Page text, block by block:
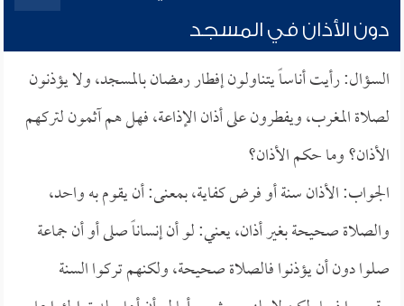
دون الأذان في المسجد
السؤال: رأيت أناساً يتناولون إفطار رمضان بالمسجد، ولا يؤذنون
لصلاة المغرب، ويفطرون على أذان الإذاعة، فهل هم آثمون لتركهم
الأذان؟ وما حكم الأذان؟
الجواب: الأذان سنة أو فرض كفاية، بمعنى: أن يقوم به واحد،
والصلاة صحيحة بغير أذان، يعني: لو أن إنساناً صلى أو أن جماعة
صلوا دون أن يؤذنوا فالصلاة صحيحة، ولكنهم تركوا السنة